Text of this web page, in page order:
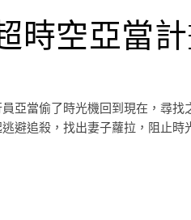
時空亞當
亞當偷了時光機回到現在，尋
避追殺，找出妻子蘿拉，阻止時